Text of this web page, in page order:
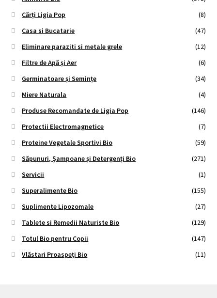
Cărți Ligia Pop
(8)
Casa si Bucatarie
(47)
Eliminare paraziti si metale grele
(12)
Filtre de Apă și Aer
(6)
Germinatoare și Semințe
(34)
Miere Naturala
(4)
Produse Recomandate de Ligia Pop
(146)
Protectii Electromagnetice
(7)
Proteine Vegetale Sportivi Bio
(59)
Săpunuri, Șampoane și Detergenți Bio
(271)
Servicii
(1)
Superalimente Bio
(155)
Suplimente Lipozomale
(27)
Tablete si Remedii Naturiste Bio
(129)
Totul Bio pentru Copii
(147)
Vlăstari Proaspeți Bio
(11)